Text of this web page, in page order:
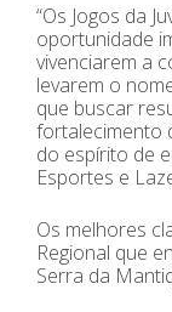
“Os Jogos da
oportunidade
vivenciarem a
levarem o
que buscar
fortalecimento
do espírito de
Esportes e
Os melhores
Regional que
Serra da